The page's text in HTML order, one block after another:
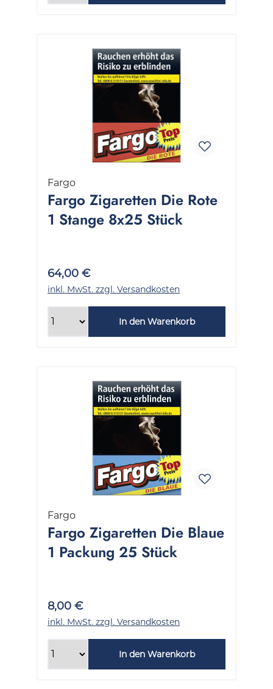
Fargo
Fargo Zigaretten Die Rote
1 Stange 8x25 Stück
64,00 €
inkl. MwSt. zzgl. Versandkosten
In den Warenkorb
Fargo
Fargo Zigaretten Die Blaue
1 Packung 25 Stück
8,00 €
inkl. MwSt. zzgl. Versandkosten
In den Warenkorb